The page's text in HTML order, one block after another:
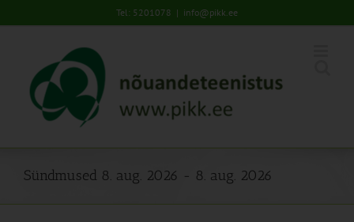
to
Tel: 5201078 | info@pikk.ee
Sündmused 8. aug. 2026 - 8. aug. 2026